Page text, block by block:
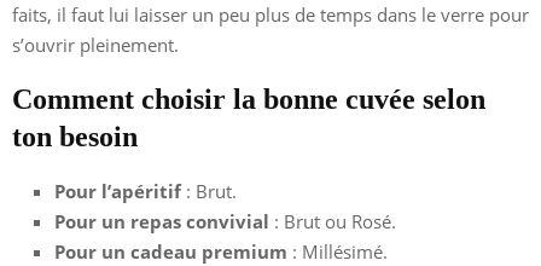
faits, il faut lui laisser un peu plus de temps dans le verre pour
s’ouvrir pleinement.
Comment choisir la bonne cuvée selon
ton besoin
Pour l’apéritif: Brut.
Pour un repas convivial : Brut ou Rosé.
Pour un cadeau premium : Millésimé.